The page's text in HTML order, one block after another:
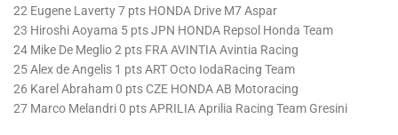
22 Eugene Laverty 7 pts HONDA Drive M7 Aspar
23 Hiroshi Aoyama 5 pts JPN HONDA Repsol Honda Team
24 Mike De Meglio 2 pts FRA AVINTIA Avintia Racing
25 Alex de Angelis 1 pts ART Octo IodaRacing Team
26 Karel Abraham 0 pts CZE HONDA AB Motoracing
27 Marco Melandri 0 pts APRILIA Aprilia Racing Team Gresini